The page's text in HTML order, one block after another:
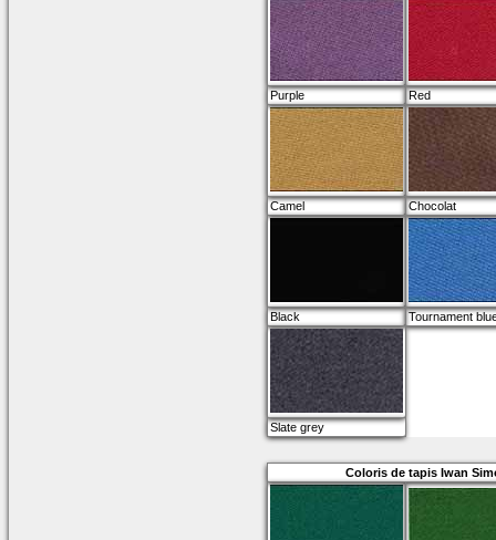
Purple Red
Camel Chocolat
Black Tournament
Slate grey
Coloris de tapis Iwan